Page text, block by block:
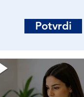
Potvrdi